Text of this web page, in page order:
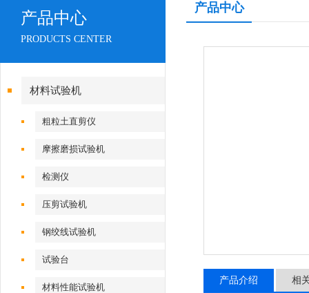
产品中心
PRODUCTS CENTER
材料试验机
粗粒土直剪仪
摩擦磨损试验机
检测仪
压剪试验机
钢绞线试验机
试验台
材料性能试验机
产品中心
产品介绍 相